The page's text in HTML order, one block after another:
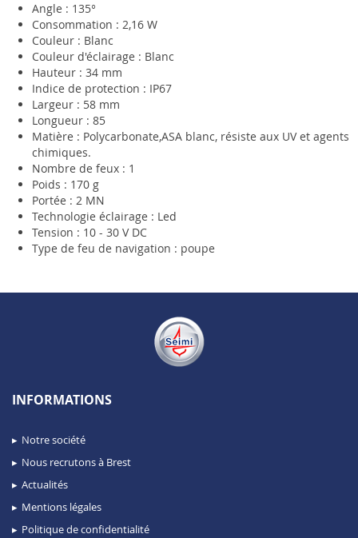
Angle : 135°
Consommation : 2,16 W
Couleur : Blanc
Couleur d'éclairage : Blanc
Hauteur : 34 mm
Indice de protection : IP67
Largeur : 58 mm
Longueur : 85
Matière : Polycarbonate,ASA blanc, résiste aux UV et agents
chimiques.
Nombre de feux : 1
Poids : 170 g
Portée : 2 MN
Technologie éclairage : Led
Tension : 10 - 30 V DC
Type de feu de navigation : poupe
INFORMATIONS
Notre société
Nous recrutons à Brest
Actualités
Mentions légales
Politique de confidentialité